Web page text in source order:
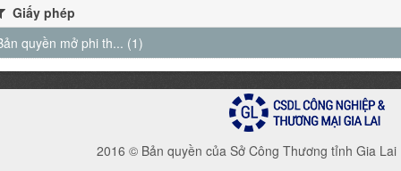
Giấy phép
quyền mở phi th... (1)
2016 © Bản quyền của Sở Công Thương tỉnh Gia Lai